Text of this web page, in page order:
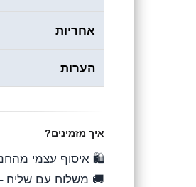
אחריות
הערות
איך מזמינים?
🛍️ איסוף עצמי
🚚 משלוח עם שליח